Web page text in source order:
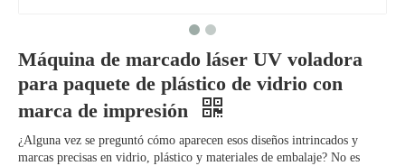
Máquina de marcado láser UV voladora
para paquete de plástico de vidrio con
marca de impresión
¿Alguna vez se preguntó cómo aparecen esos diseños intrincados y
marcas precisas en vidrio, plástico y materiales de embalaje? No es